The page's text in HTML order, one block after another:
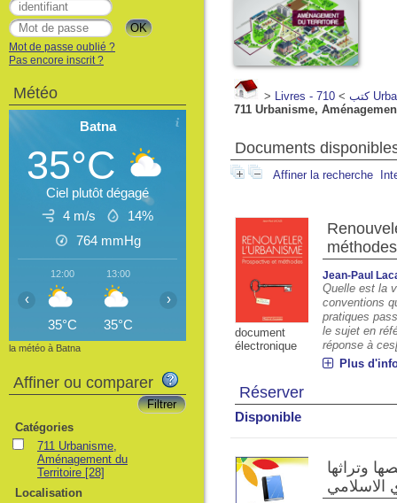
> Livres - كتب >
710
711 Urbanisme,
Documents
Affiner la recherche
document
électronique
méthodes
Jean-Paul
Quelle est la
conventions
pratiques
le sujet en
réponse à
Plus
Réserver
Disponible
وتراثها
الاسلامي
Mot de passe oublié ?
Pas encore inscrit ?
Météo
Batna
35°C
Ciel plutôt dégagé
4 m/s
14%
764 mmHg
12:00
35°C
13:00
35°C 36°C 36°C
17:00
36°C
‹ ›
la météo à Batna
Affiner ou comparer
Catégories
711 Urbanisme,
Aménagement du
Territoire [28]
Localisation